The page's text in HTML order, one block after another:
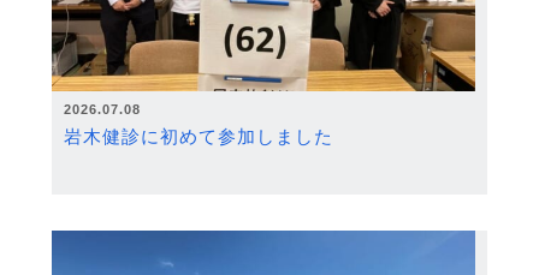
2026.07.08
岩木健診に初めて参加しました